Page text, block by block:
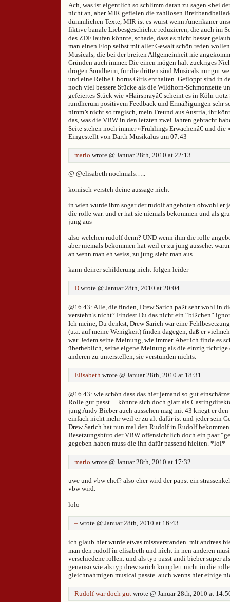
Ach, was ist eigentlich so schlimm daran zu sagen «bei
nicht an, aber MIR gefielen die zahllosen
dümmlichen Texte, MIR ist es wurst wenn Amerikaner
fiktive banale Liebesgeschichte reduzieren, die auch im
des ZDF laufen könnte, schade, dass es nicht besser
man einen Flop selbst mit aller Gewalt schön reden
Musicals, die bei der breiten Allgemeinheit nie
Gründen auch immer. Die einen mögen halt zuckriges
drögen Sondheim, für die dritten sind Musicals nur gut
und eine Reihe Chorus Girls enthalten. Gefloppt sind in
noch viel bessere Stücke als die Wildhorn-Schmonzette
gefeiertes Stück wie «Hairsprayâ€ scheint es in Köln trotz
rundherum positivem Feedback und Ermäßigungen sehr
nimm’s nicht so tragisch, mein Freund aus Austria, ihr
das, was die VBW in den letzten zwei Jahren gebracht
Seite stehen noch immer «Frühlings Erwachenâ€ und die
Eingestellt von Darth Musikalus um 07:43
mario wrote @ Januar 28th, 2010 at 22:13
@ @elisabeth nochmals…..
komisch versteh deine aussage nicht
in wien wurde ihm sogar der rudolf angeboten obwohl er
die rolle war. und er hat sie niemals bekommen und als
jung aus
also welchen rudolf denn? UND wenn ihm die rolle
aber niemals bekommen hat weil er zu jung aussehe.
an wenn man eh weiss, zu jung sieht man aus…
kann deiner schilderung nicht folgen leider
D wrote @ Januar 28th, 2010 at 20:04
@16.43: Alle, die finden, Drew Sarich paßt sehr wohl in
verstehn’s nicht? Findest Du das nicht ein “bißchen”
Ich meine, Du denkst, Drew Sarich war eine
(u.a. auf meine Wenigkeit) finden dagegen, daß er
war. Jedem seine Meinung, wie immer. Aber ich finde es
überheblich, seine eigene Meinung als die einzig richtige
anderen zu unterstellen, sie verstünden nichts.
Elisabeth wrote @ Januar 28th, 2010 at 18:31
@16.43: wie schön dass das hier jemand so gut
Rolle gut passt….könnte sich doch glatt als
jung Andy Bieber auch aussehen mag mit 43 kriegt er
einfach nicht mehr weil er zu alt dafür ist und jeder sein
Drew Sarich hat nun mal den Rudolf in Rudolf
Besetzungsbüro der VBW offensichtlich doch ein paar
gegeben haben muss die ihn dafür passend hielten. *lol*
mario wrote @ Januar 28th, 2010 at 17:32
uwe und vbw chef? also eher wird der papst ein
vbw wird.
lolo
– wrote @ Januar 28th, 2010 at 16:43
ich glaub hier wurde etwas missverstanden. mit andreas
man den rudolf in elisabeth und nicht in nen anderen
verschiedene rollen. und als typ passt andi bieber super
genauso wie als typ drew sarich komplett nicht in die
gleichnahmigen musical passte. auch wenns hier einige
Rudolf war doch gut wrote @ Januar 28th, 2010 at